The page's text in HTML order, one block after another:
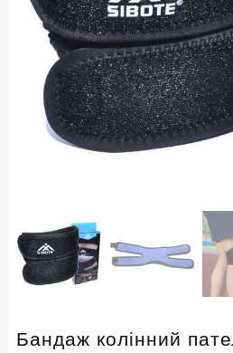
Бандаж колінний